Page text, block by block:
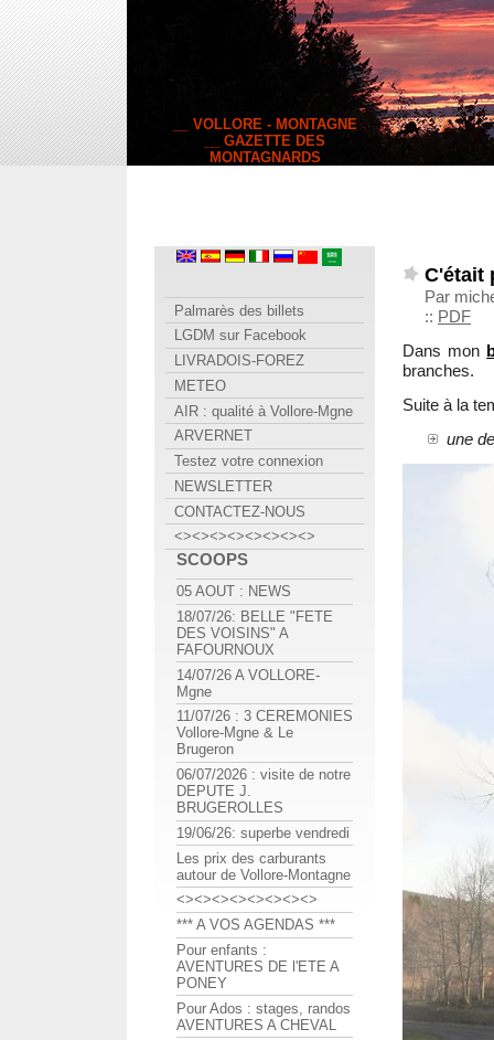
__ VOLLORE - MONTAGNE
__ GAZETTE DES
MONTAGNARDS
C'était
Par
:: PDF
Dans mon
branches.
Suite à la
une
Palmarès des billets
LGDM sur Facebook
LIVRADOIS-FOREZ
METEO
AIR : qualité à Vollore-Mgne
ARVERNET
Testez votre connexion
NEWSLETTER
CONTACTEZ-NOUS
<><><><><><><><>
SCOOPS
05 AOUT : NEWS
18/07/26: BELLE "FETE
DES VOISINS" A
FAFOURNOUX
14/07/26 A VOLLORE-
Mgne
11/07/26 : 3 CEREMONIES
Vollore-Mgne & Le
Brugeron
06/07/2026 : visite de notre
DEPUTE J.
BRUGEROLLES
19/06/26: superbe vendredi
Les prix des carburants
autour de Vollore-Montagne
<><><><><><><><>
*** A VOS AGENDAS ***
Pour enfants :
AVENTURES DE l'ETE A
PONEY
Pour Ados : stages, randos
AVENTURES A CHEVAL